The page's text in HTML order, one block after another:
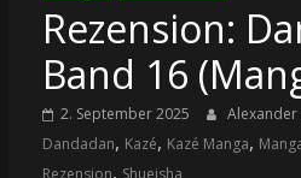
Rezension:
Band 16
2. September 2025 Alexander
Dandadan, Kazé, Kazé Manga,
Rezension, Shueisha